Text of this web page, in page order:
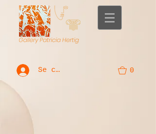
Se connecter 0